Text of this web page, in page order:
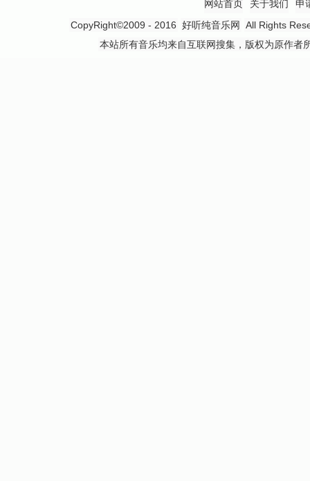
网站首页 关于我们
申
CopyRight©2009 - 2016 好听纯音乐网
All Rights
本站所有音乐均来自互联网搜集，版权为原作者